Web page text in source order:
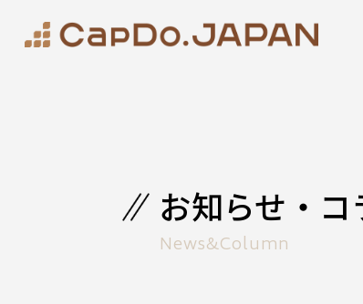
お知らせ・コ
News&Column